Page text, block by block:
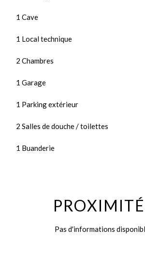
1 Cave
1 Local technique
2 Chambres
1 Garage
1 Parking extérieur
2 Salles de douche / toilettes
1 Buanderie
Pas d'informations